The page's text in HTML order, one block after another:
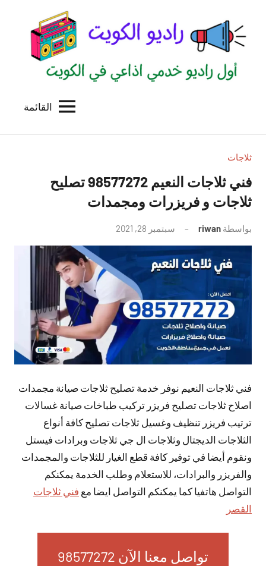
المحتوى
الكويت
للاعلانات
بالكويت
القائمة
ثلاجات
فني ثلاجات النعيم 98577272 تصليح
ثلاجات و فريزرات ومجمدات
بواسطة riwan سبتمبر 28, 2021
توجد
تعليقات
فني ثلاجات النعيم نوفر خدمة تصليح ثلاجات صيانة مجمدات
اصلاح ثلاجات تصليح فريزر تركيب طباخات صيانة غسالات
ترتيب فريزر تنظيف وغسيل ثلاجات تصليح كافة أنواع
الثلاجات الديجتال وثلاجات ال جي ثلاجات وبرادات فيستل
ونقوم أيضا في توفير كافة قطع الغيار للثلاجات والمجمدات
والفريزر والبرادات، للاستعلام وطلب الخدمة يمكنكم
التواصل هاتفيا كما يمكنكم التواصل ايضا مع فني ثلاجات
القصر
تواصل معنا الآن 98577272